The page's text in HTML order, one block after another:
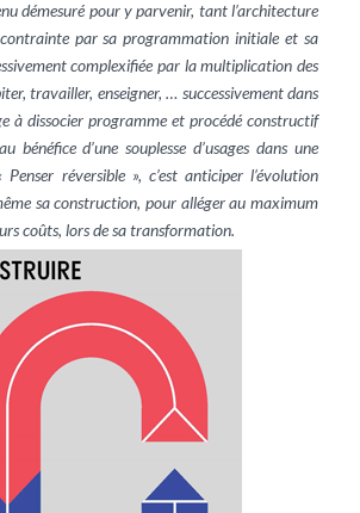
démesuré pour y parvenir, tant l’architecture
par sa programmation initiale et sa
complexifiée par la multiplication des
travailler, enseigner, … successivement dans
à dissocier programme et procédé constructif
bénéfice d’une souplesse d’usages dans une
réversible », c’est anticiper l’évolution
sa construction, pour alléger au maximum
coûts, lors de sa transformation.